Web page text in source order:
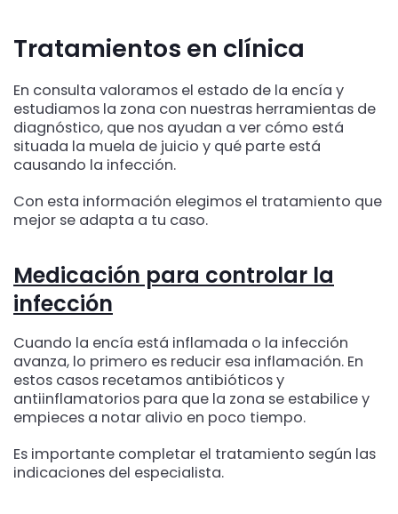
Tratamientos en clínica
En consulta valoramos el estado de la encía y
estudiamos la zona con nuestras herramientas de
diagnóstico, que nos ayudan a ver cómo está
situada la muela de juicio y qué parte está
causando la infección.
Con esta información elegimos el tratamiento que
mejor se adapta a tu caso.
Medicación para controlar la
infección
Cuando la encía está inflamada o la infección
avanza, lo primero es reducir esa inflamación. En
estos casos recetamos antibióticos y
antiinflamatorios para que la zona se estabilice y
empieces a notar alivio en poco tiempo.
Es importante completar el tratamiento según las
indicaciones del especialista.